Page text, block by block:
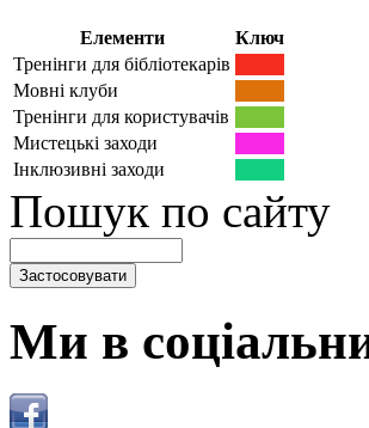
Елементи
Ключ
Тренінги для бібліотекарів
Мовні клуби
Тренінги для користувачів
Мистецькі заходи
Інклюзивні заходи
Пошук по сайту
Ми в